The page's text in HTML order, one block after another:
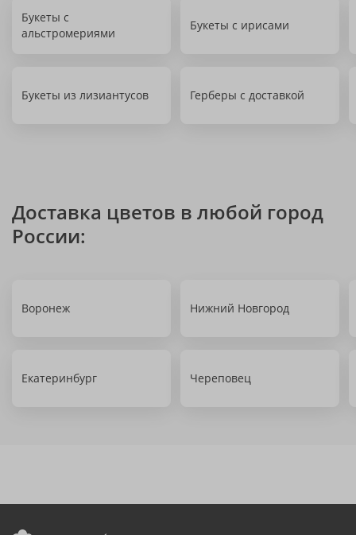
Букеты с
альстромериями
Букеты с ирисами
Букеты из лизиантусов Герберы с доставкой
Доставка цветов в любой город
России:
Воронеж Нижний Новгород
Екатеринбург Череповец